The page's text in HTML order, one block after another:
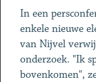
In een
enkele nieuwe
van Nijvel
onderzoek. "Ik
bovenkomen",